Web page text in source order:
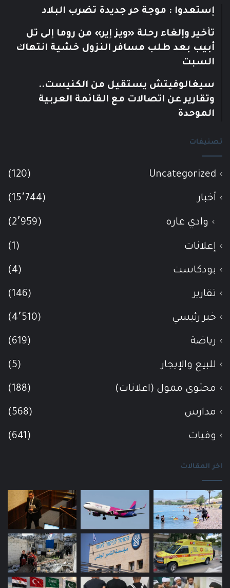
إستعدوا : موجة حر جديدة تضرب البلاد
تأخير وإلغاء رحلة «ويز إير» من روما إلى تل
أبيب بعد طلب مسافر النزول خشية انتهاك
السبت
سيغالوفيتش يستقيل من الكنيست..
وتقارير عن اتصالات مع القائمة العربية
الموحدة
تصنيفات
Uncategorized
(120)
أخبار (15٬744)
وادي عاره (2٬959)
إعلانات (1)
بودكاست (4)
تقارير (146)
خبر رئيسي (4٬510)
رياضة (619)
للبيع والإيجار (5)
محتوى ممول (اعلانات) (188)
مدارس (568)
وفيات (641)
اخر المقالات